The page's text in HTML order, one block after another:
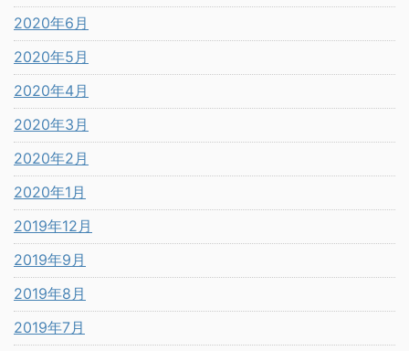
2020年6月
2020年5月
2020年4月
2020年3月
2020年2月
2020年1月
2019年12月
2019年9月
2019年8月
2019年7月